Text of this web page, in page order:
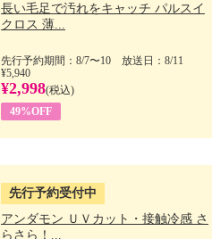
長い毛足で汚れをキャッチ パルスイ
クロス 薄...
先行予約期間：8/7〜10 放送日：8/11
¥5,940
¥2,998(税込)
49%OFF
先行予約受付中
アンダモン ＵＶカット・接触冷感 さ
らさら！...